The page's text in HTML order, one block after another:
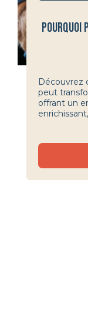
POURQUOI
Découvrez
peut
offrant un